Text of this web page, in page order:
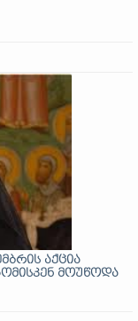
აქცია
მოუწოდა